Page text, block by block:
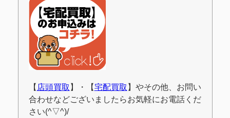
【 店頭買取 】・【宅配買取 】やその他、お問い
合わせなどございましたらお気軽にお電話くだ
さい(^▽^)/